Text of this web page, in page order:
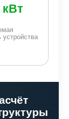
кВт